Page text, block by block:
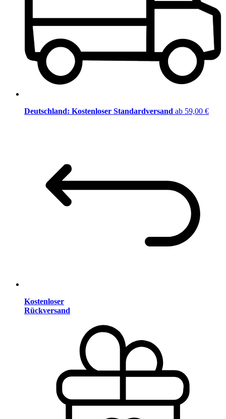
Deutschland: Kostenloser Standardversand ab 59,00 €
Kostenloser
Rückversand